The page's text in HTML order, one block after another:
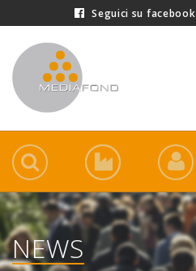
Seguici su facebook
NEWS